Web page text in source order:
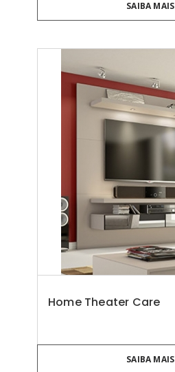
SAIBA MAIS
Home Theater Care
SAIBA MAIS